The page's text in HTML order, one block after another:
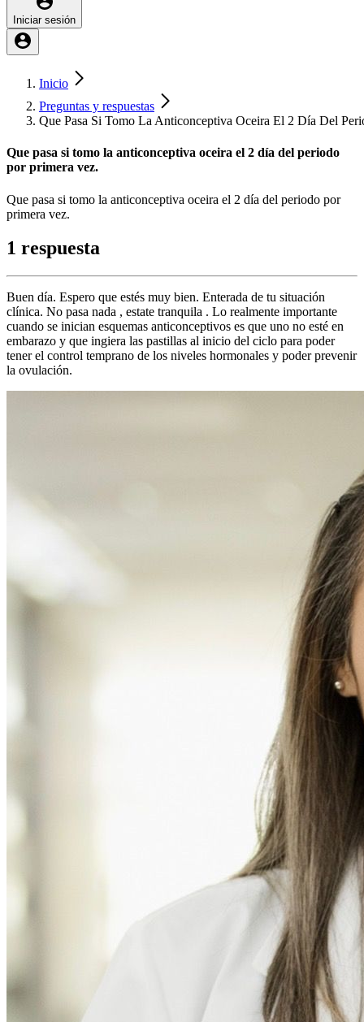
Iniciar sesión
Inicio
Preguntas y respuestas
Que Pasa Si Tomo La Anticonceptiva Oceira El 2 Día Del
Que pasa si tomo la anticonceptiva oceira el 2 día del periodo
por primera vez.
Que pasa si tomo la anticonceptiva oceira el 2 día del periodo por
primera vez.
1 respuesta
Buen día. Espero que estés muy bien. Enterada de tu situación
clínica. No pasa nada , estate tranquila . Lo realmente importante
cuando se inician esquemas anticonceptivos es que uno no esté en
embarazo y que ingiera las pastillas al inicio del ciclo para poder
tener el control temprano de los niveles hormonales y poder prevenir
la ovulación.